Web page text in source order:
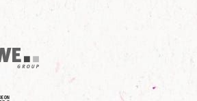
Group